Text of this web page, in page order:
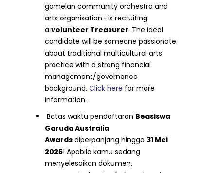
gamelan community orchestra and
arts organisation- is recruiting
avolunteer Treasurer. The ideal
candidate will be someone passionate
about traditional multicultural arts
practice with a strong financial
management/governance
background.Click here for more
information.
Batas waktu pendaftaran Beasiswa
Garuda Australia
Awards diperpanjang hingga 31 Mei
2026! Apabila kamu sedang
menyelesaikan dokumen,